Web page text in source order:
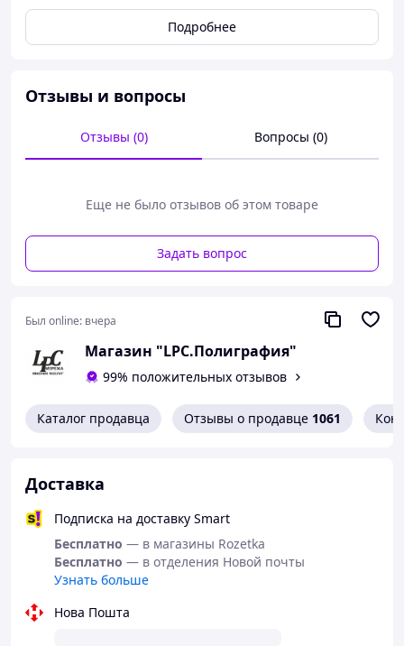
взрослым.
Подробнее
Отзывы и вопросы
Отзывы (0) Вопросы (0)
Еще не было отзывов об этом товаре
Задать вопрос
Был online: вчера
Магазин "LPC.Полиграфия"
99% положительных отзывов
Каталог продавца Отзывы о продавце 1061
Доставка
Подписка на доставку Smart
Бесплатно — в магазины Rozetka
Бесплатно — в отделения Новой почты
Узнать больше
Нова Пошта